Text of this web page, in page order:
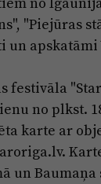
"Piejūras
un apskatāmi
festivāla
no plkst.
karte ar
un Baumaņa